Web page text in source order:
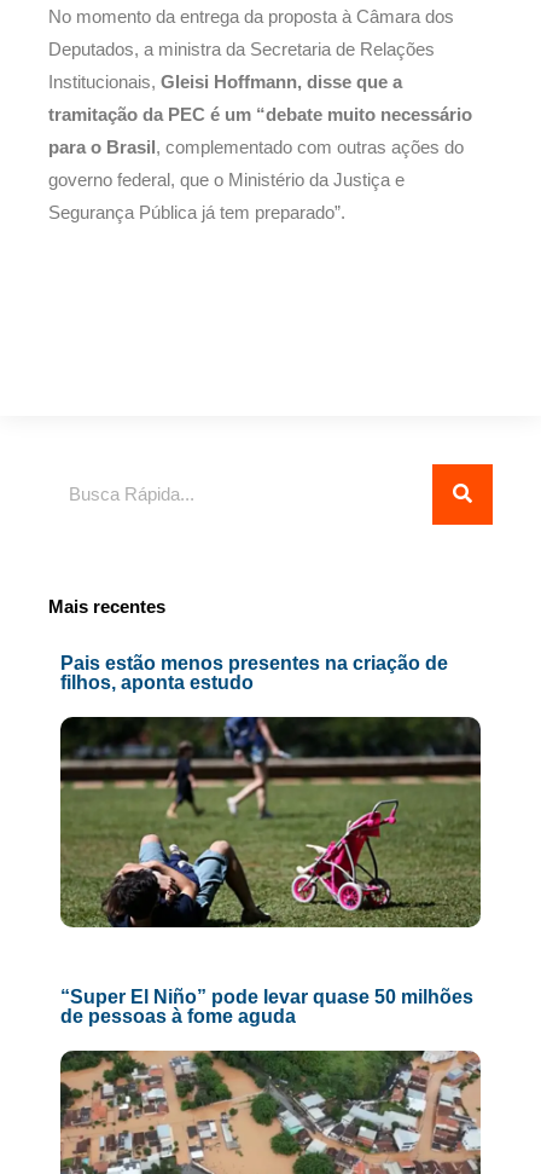
No momento da entrega da proposta à Câmara dos
Deputados, a ministra da Secretaria de Relações
Institucionais, Gleisi Hoffmann, disse que a
tramitação da PEC é um “debate muito necessário
para o Brasil , complementado com outras ações do
governo federal, que o Ministério da Justiça e
Segurança Pública já tem preparado”.
Mais recentes
Pais estão menos presentes na criação de
filhos, aponta estudo
“Super El Niño” pode levar quase 50 milhões
de pessoas à fome aguda